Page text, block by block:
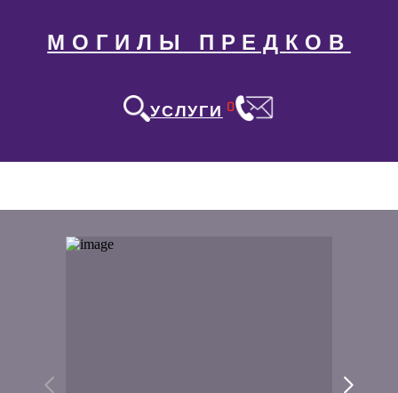
МОГИЛЫ ПРЕДКОВ
УСЛУГИ 0